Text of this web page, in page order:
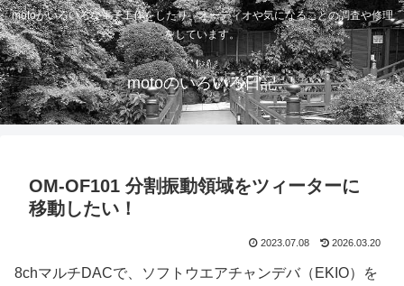
motoがいろいろな電子工作をしたり、オーディオや気になることの調査や修理
をしています。
motoのいろいろ日記
OM-OF101 分割振動領域をツィーターに
移動したい！
2023.07.08 2026.03.20
8chマルチDACで、ソフトウエアチャンデバ（EKIO）を